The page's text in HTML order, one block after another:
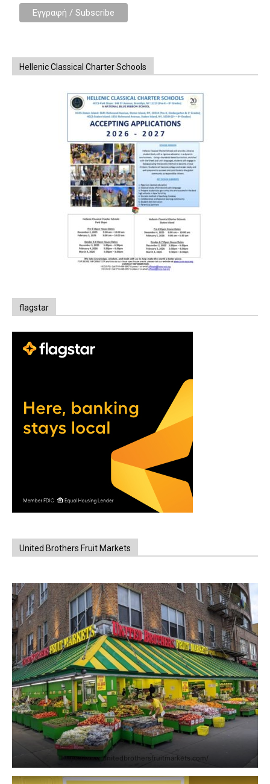
Hellenic Classical Charter Schools
flagstar
United Brothers Fruit Markets
https://www.unitedbrothersfruitmarkets.com/